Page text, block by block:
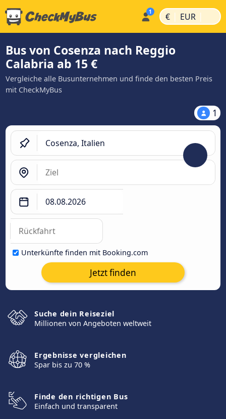
€ | EUR |
Bus von Cosenza nach Reggio
Calabria ab 15 €
Vergleiche alle Busunternehmen und finde den besten Preis
mit CheckMyBus
1
Unterkünfte finden mit Booking.com
Jetzt finden
Suche dein Reiseziel
Millionen von Angeboten weltweit
Ergebnisse vergleichen
Spar bis zu 70 %
Finde den richtigen Bus
Einfach und transparent